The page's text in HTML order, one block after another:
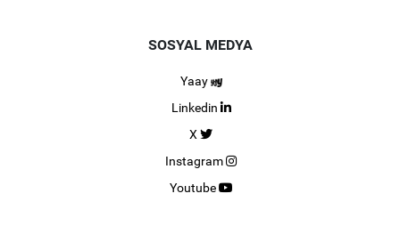
SOSYAL MEDYA
Yaay
Linkedin
X
Instagram
Youtube